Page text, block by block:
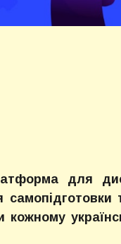
для
кожному